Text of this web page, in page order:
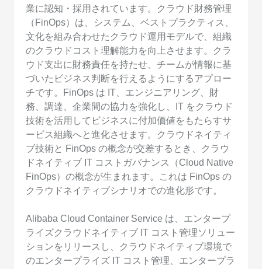
業に認知・採用されています。クラウド財務管理
（FinOps）は、システム、ベストプラクティス、
文化を組み合わせたクラウド運用モデルで、組織
のクラウドコスト理解能力を向上させます。クラ
ウド支出に財務責任を持たせ、チームが情報に基
づいたビジネス判断を行えるようにするアプロー
チです。FinOps は IT、エンジニアリング、財
務、調達、企業間の協力を強化し、IT をクラウド
技術を活用してビジネスに付加価値をもたらすサ
ービス組織へと進化させます。クラウドネイティ
ブ技術と FinOps の概念が交差するとき、クラウ
ドネイティブ IT コストガバナンス（Cloud Native
FinOps）の概念が生まれます。これは FinOps の
クラウドネイティブシナリオでの進化形です。
Alibaba Cloud Container Service は、エンタープ
ライズクラウドネイティブ IT コスト管理ソリュー
ションをリリースし、クラウドネイティブ環境で
のエンタープライズ IT コスト管理、エンタープラ